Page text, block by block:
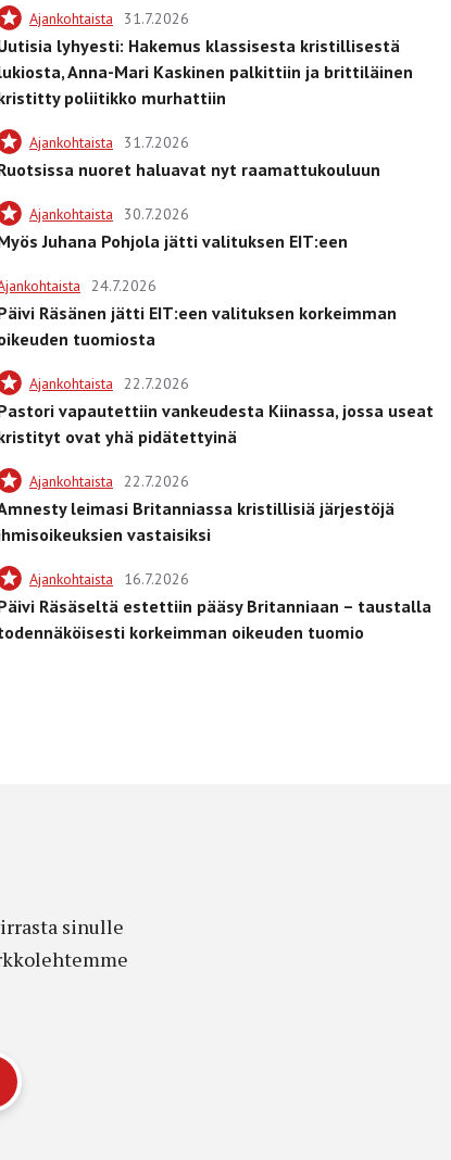
Ajankohtaista 31.7.2026
lyhyesti: Hakemus klassisesta kristillisestä
Anna-Mari Kaskinen palkittiin ja brittiläinen
poliitikko murhattiin
Ajankohtaista 31.7.2026
nuoret haluavat nyt raamattukouluun
Ajankohtaista 30.7.2026
Juhana Pohjola jätti valituksen EIT:een
24.7.2026
Räsänen jätti EIT:een valituksen korkeimman
tuomiosta
Ajankohtaista 22.7.2026
vapautettiin vankeudesta Kiinassa, jossa useat
ovat yhä pidätettyinä
Ajankohtaista 22.7.2026
leimasi Britanniassa kristillisiä järjestöjä
vastaisiksi
Ajankohtaista 16.7.2026
Räsäseltä estettiin pääsy Britanniaan – taustalla
korkeimman oikeuden tuomio
sinulle